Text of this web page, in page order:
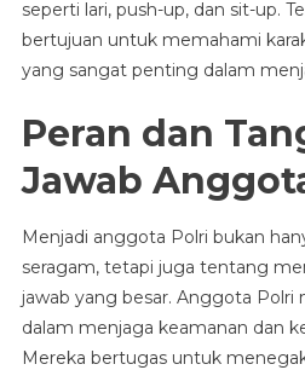
seperti lari, push-up, dan sit-up.
bertujuan untuk memahami
yang sangat penting dalam
Peran dan
Jawab
Menjadi anggota Polri bukan
seragam, tetapi juga tentang
jawab yang besar. Anggota Polri
dalam menjaga keamanan dan
Mereka bertugas untuk